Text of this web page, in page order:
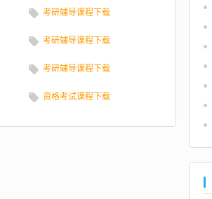
考研辅导课程下载
考研辅导课程下载
考研辅导课程下载
资格考试课程下载